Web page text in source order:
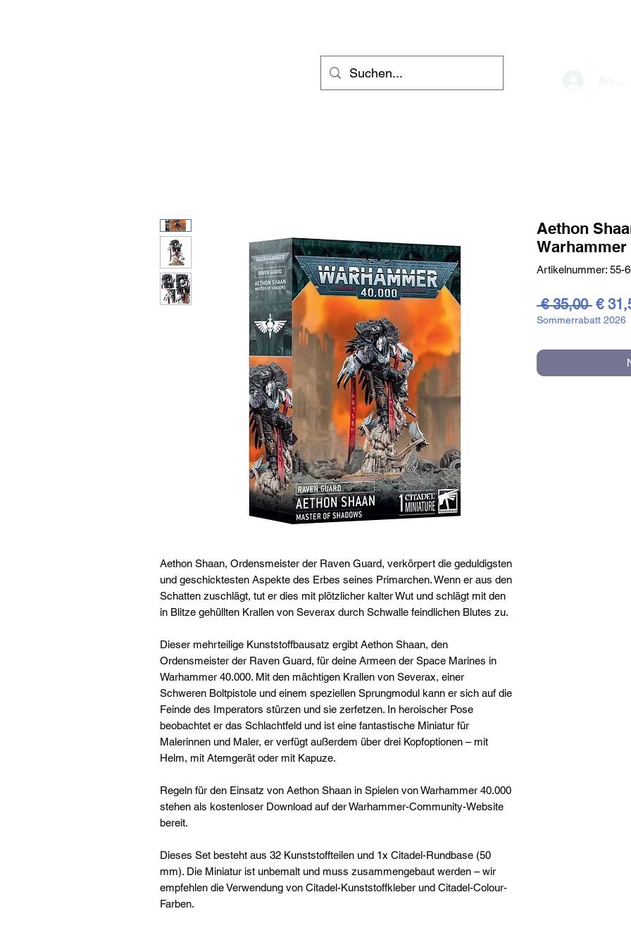
Aethon Shaan, Ordensmeister der Raven Guard, verkörpert die geduldigsten
und geschicktesten Aspekte des Erbes seines Primarchen. Wenn er aus den
Schatten zuschlägt, tut er dies mit plötzlicher kalter Wut und schlägt mit den
in Blitze gehüllten Krallen von Severax durch Schwalle feindlichen Blutes zu.
Dieser mehrteilige Kunststoffbausatz ergibt Aethon Shaan, den
Ordensmeister der Raven Guard, für deine Armeen der Space Marines in
Warhammer 40.000. Mit den mächtigen Krallen von Severax, einer
Schweren Boltpistole und einem speziellen Sprungmodul kann er sich auf die
Feinde des Imperators stürzen und sie zerfetzen. In heroischer Pose
beobachtet er das Schlachtfeld und ist eine fantastische Miniatur für
Malerinnen und Maler, er verfügt außerdem über drei Kopfoptionen – mit
Helm, mit Atemgerät oder mit Kapuze.
Regeln für den Einsatz von Aethon Shaan in Spielen von Warhammer 40.000
stehen als kostenloser Download auf der Warhammer-Community-Website
bereit.
Dieses Set besteht aus 32 Kunststoffteilen und 1x Citadel-Rundbase (50
mm). Die Miniatur ist unbemalt und muss zusammengebaut werden – wir
empfehlen die Verwendung von Citadel-Kunststoffkleber und Citadel-Colour-
Farben.
Aethon
Warhammer
Artikelnummer: 55-
€ 35,00 €
Sommerrabatt 2026